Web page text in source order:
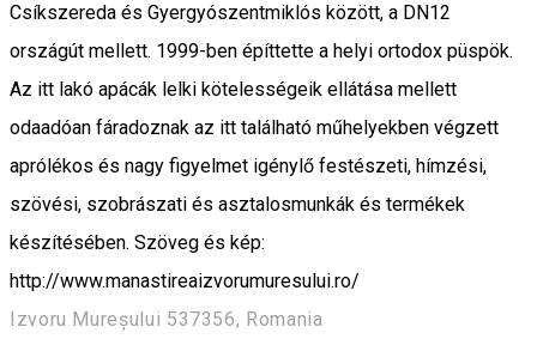
Csíkszereda és Gyergyószentmiklós között, a DN12
országút mellett. 1999-ben építtette a helyi ortodox püspök.
Az itt lakó apácák lelki kötelességeik ellátása mellett
odaadóan fáradoznak az itt található műhelyekben végzett
aprólékos és nagy figyelmet igénylő festészeti, hímzési,
szövési, szobrászati és asztalosmunkák és termékek
készítésében. Szöveg és kép:
http://www.manastireaizvorumuresului.ro/
Izvoru Mureșului 537356, Romania